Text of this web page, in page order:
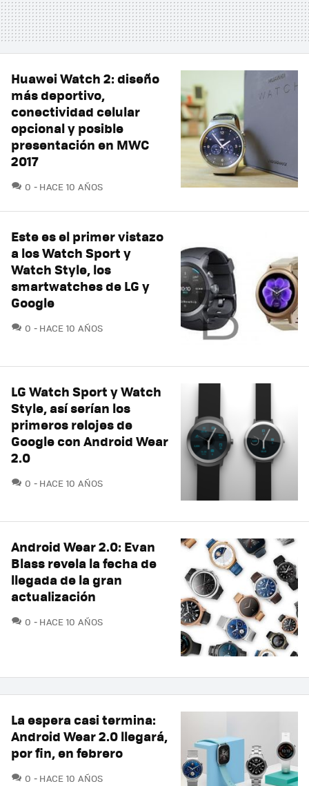
Huawei Watch 2: diseño
más deportivo,
conectividad celular
opcional y posible
presentación en MWC
2017
0 COMENTARIOS
HACE 10 AÑOS
Este es el primer vistazo
a los Watch Sport y
Watch Style, los
smartwatches de LG y
Google
0 COMENTARIOS
HACE 10 AÑOS
LG Watch Sport y Watch
Style, así serían los
primeros relojes de
Google con Android Wear
2.0
0 COMENTARIOS
HACE 10 AÑOS
Android Wear 2.0: Evan
Blass revela la fecha de
llegada de la gran
actualización
0 COMENTARIOS
HACE 10 AÑOS
La espera casi termina:
Android Wear 2.0 llegará,
por fin, en febrero
0 COMENTARIOS
HACE 10 AÑOS